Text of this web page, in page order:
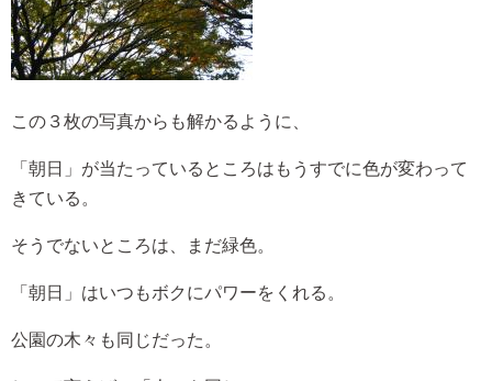
この３枚の写真からも解かるように、
「朝日」が当たっているところはもうすでに色が変わって
きている。
そうでないところは、まだ緑色。
「朝日」はいつもボクにパワーをくれる。
公園の木々も同じだった。